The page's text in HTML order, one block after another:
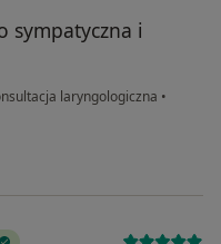
sympatyczna i
laryngologiczna •